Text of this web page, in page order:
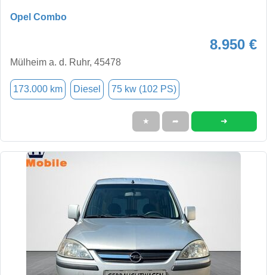
Opel Combo
8.950 €
Mülheim a. d. Ruhr, 45478
173.000 km Diesel 75 kw (102 PS)
★ ➦ ➜